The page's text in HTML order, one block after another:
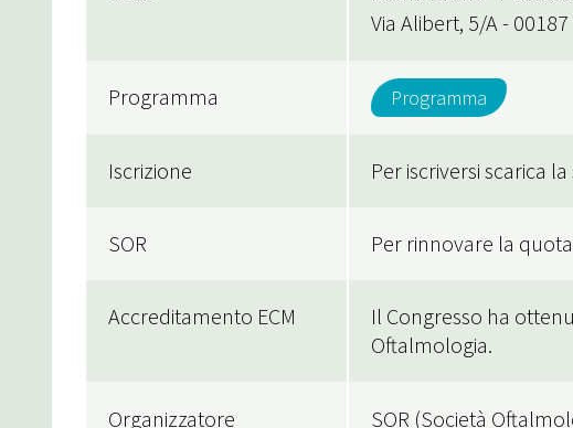
Via Alibert, 5/A -
Programma Programma
Iscrizione Per iscriversi scarica
SOR Per rinnovare la
Accreditamento ECM
Il Congresso ha
Oftalmologia.
Organizzatore SOR (Società